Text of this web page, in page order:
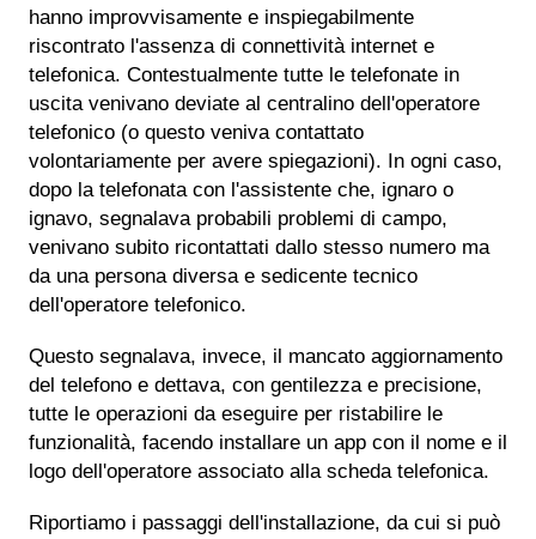
hanno improvvisamente e inspiegabilmente
riscontrato l'assenza di connettività internet e
telefonica. Contestualmente tutte le telefonate in
uscita venivano deviate al centralino dell'operatore
telefonico (o questo veniva contattato
volontariamente per avere spiegazioni). In ogni caso,
dopo la telefonata con l'assistente che, ignaro o
ignavo, segnalava probabili problemi di campo,
venivano subito ricontattati dallo stesso numero ma
da una persona diversa e sedicente tecnico
dell'operatore telefonico.
Questo segnalava, invece, il mancato aggiornamento
del telefono e dettava, con gentilezza e precisione,
tutte le operazioni da eseguire per ristabilire le
funzionalità, facendo installare un app con il nome e il
logo dell'operatore associato alla scheda telefonica.
Riportiamo i passaggi dell'installazione, da cui si può